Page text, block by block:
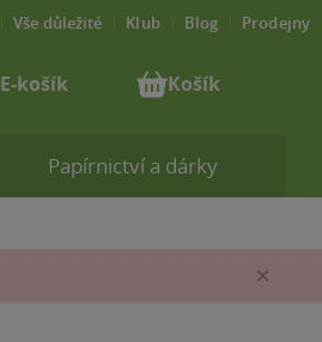
Papírnictví a dárky
Vše důležité Klub Blog Prodejny
E-košík Košík